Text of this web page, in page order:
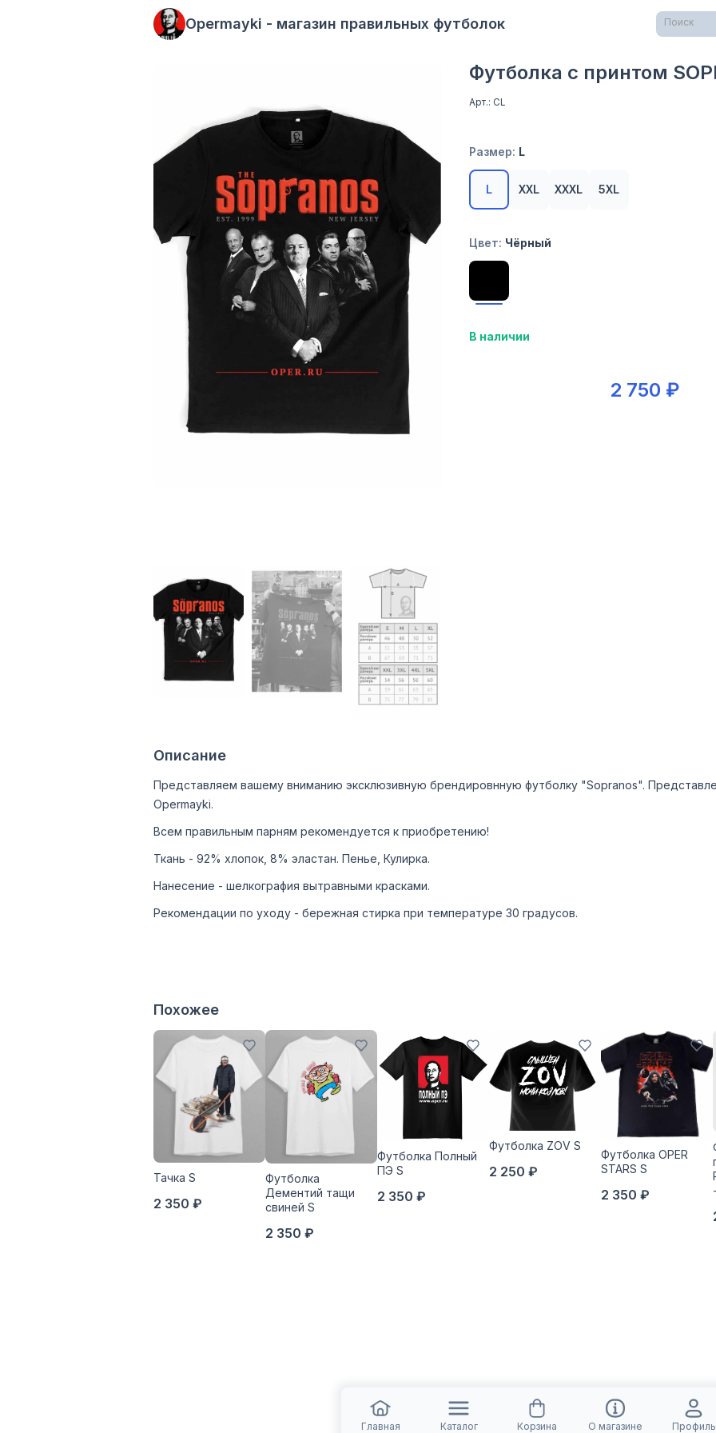
Opermayki - магазин правильных футболок Поиск
Футболка с принтом
Арт.: СL
Размер: L
L XXL XXXL 5XL
Цвет: Чёрный
В наличии
2 750 ₽
Описание
Представляем вашему вниманию эксклюзивную брендировнную футболку "Sopranos".
Opermayki.
Всем правильным парням рекомендуется к приобретению!
Ткань - 92% хлопок, 8% эластан. Пенье, Кулирка.
Нанесение - шелкография вытравными красками.
Рекомендации по уходу - бережная стирка при температуре 30 градусов.
Похожее
Тачка S
2 350 ₽
Футболка
Дементий тащи
свиней S
2 350 ₽
Футболка Полный
ПЭ S
2 350 ₽
Футболка ZOV S
2 250 ₽
Футболка OPER
STARS S
2 350 ₽
Главная Каталог Корзина О магазине Профиль